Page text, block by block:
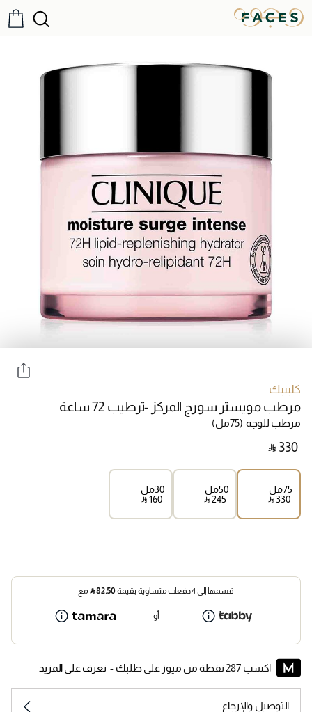
كلينيك
مرطب مويستر سورج المركز -ترطيب 72 ساعة
مرطب للوجه (75مل)
‎ ⃁ ⁦330⁩ ‎
75مل
‎ ⃁ ⁦330⁩ ‎
50مل
‎ ⃁ ⁦245⁩ ‎
30مل
‎ ⃁ ⁦160⁩ ‎
قسمها إلى 4 دفعات متساوية بقيمة 82.50
⃁ مع
أو
اكسب 287 نقطة من ميوز على طلبك - تعرف على المزيد
التوصيل والإرجاع